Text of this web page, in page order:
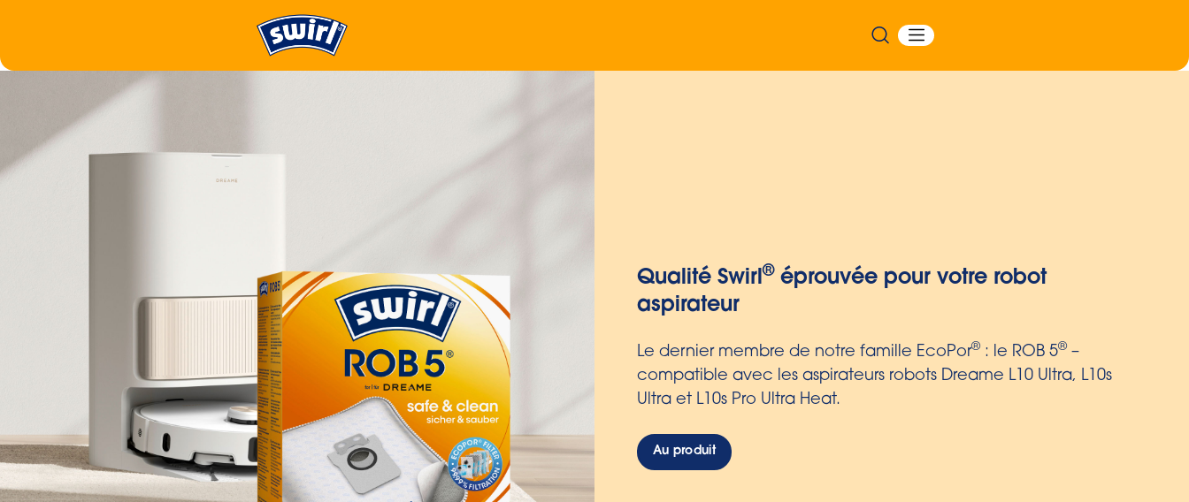
Extra résistant à la déchirure avec un film
embossé multicouche
Nos nouveaux goupilles à cordon avec film embossé sont
particulièrement serrés – et peuvent être jetés facilement et de
manière hygiénique grâce à la sangle à cordon.
Au produit